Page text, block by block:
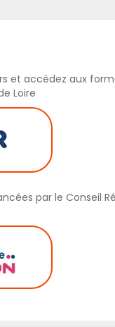
et accédez aux
Loire
par le Conseil